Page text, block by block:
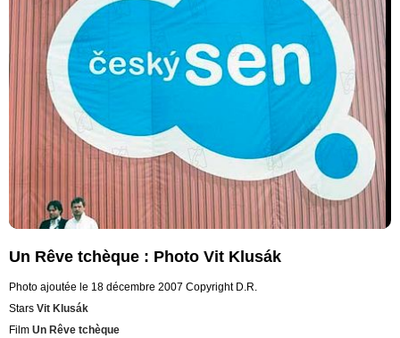
Un Rêve tchèque : Photo Vit Klusák
Photo ajoutée le 18 décembre 2007 Copyright D.R.
Stars Vit Klusák
Film Un Rêve tchèque